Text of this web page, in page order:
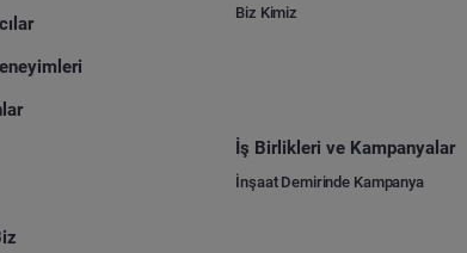
Biz Kimiz
İş Birlikleri ve Kampanyalar
İnşaat Demirinde Kampanya